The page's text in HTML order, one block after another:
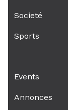
Societé
Sports
Events
Annonces